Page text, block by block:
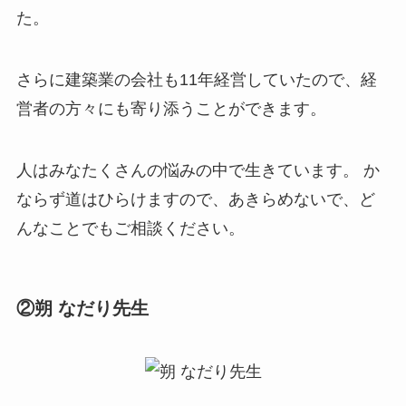
た。
さらに建築業の会社も11年経営していたので、経
営者の方々にも寄り添うことができます。
人はみなたくさんの悩みの中で生きています。 か
ならず道はひらけますので、あきらめないで、ど
んなことでもご相談ください。
②朔 なだり先生